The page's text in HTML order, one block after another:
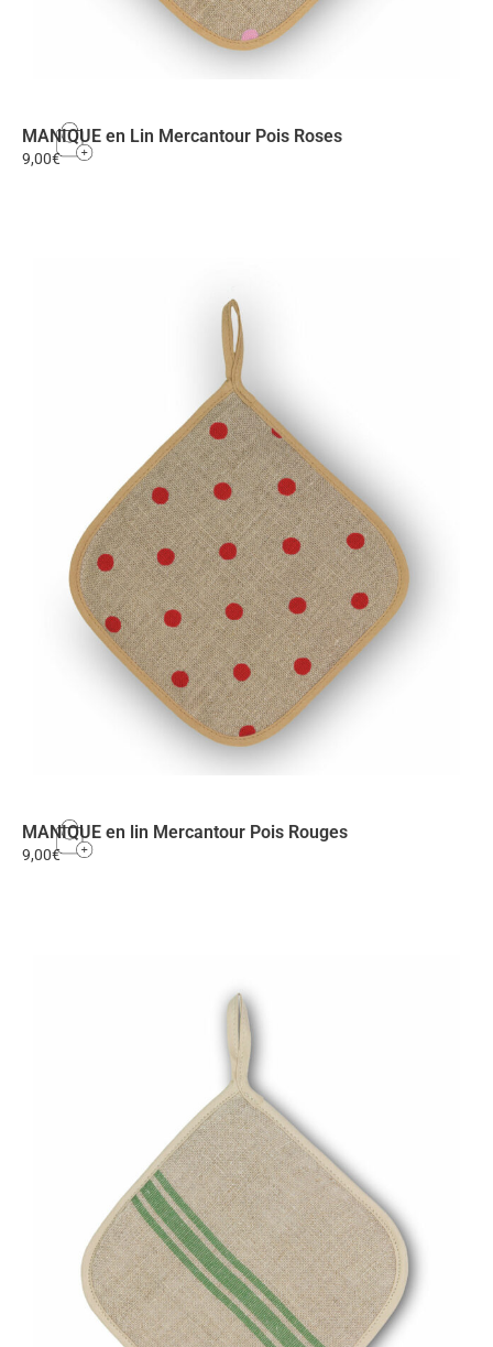
MANIQUE en Lin Mercantour Pois Roses
9,00€
MANIQUE en lin Mercantour Pois Rouges
9,00€